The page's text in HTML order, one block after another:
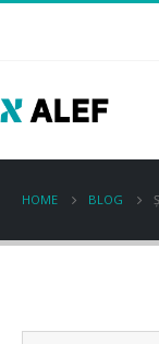
HOME BLOG